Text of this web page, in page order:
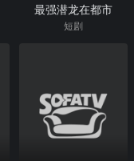
最强潜龙在都市
短剧